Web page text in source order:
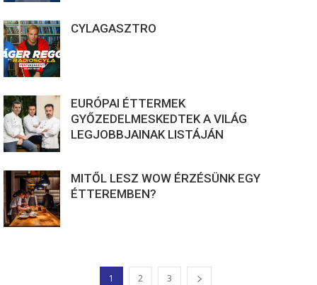
CYLAGASZTRO
EURÓPAI ÉTTERMEK
GYŐZEDELMESKEDTEK A VILÁG
LEGJOBBJAINAK LISTÁJÁN
MITŐL LESZ WOW ÉRZÉSÜNK EGY
ÉTTEREMBEN?
1 2 3